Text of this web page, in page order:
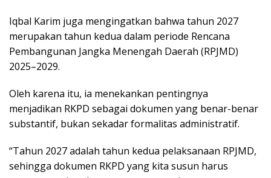
Iqbal Karim juga mengingatkan bahwa tahun 2027
merupakan tahun kedua dalam periode Rencana
Pembangunan Jangka Menengah Daerah (RPJMD)
2025–2029.
Oleh karena itu, ia menekankan pentingnya
menjadikan RKPD sebagai dokumen yang benar-benar
substantif, bukan sekadar formalitas administratif.
“Tahun 2027 adalah tahun kedua pelaksanaan RPJMD,
sehingga dokumen RKPD yang kita susun harus